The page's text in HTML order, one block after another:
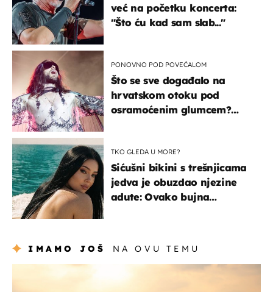
već na početku koncerta:
"Što ću kad sam slab..."
PONOVNO POD POVEĆALOM
Što se sve događalo na
hrvatskom otoku pod
osramoćenim glumcem?
TKO GLEDA U MORE?
Sićušni bikini s trešnjicama
jedva je obuzdao njezine
adute: Ovako bujna
IMAMO JOŠ NA OVU TEMU